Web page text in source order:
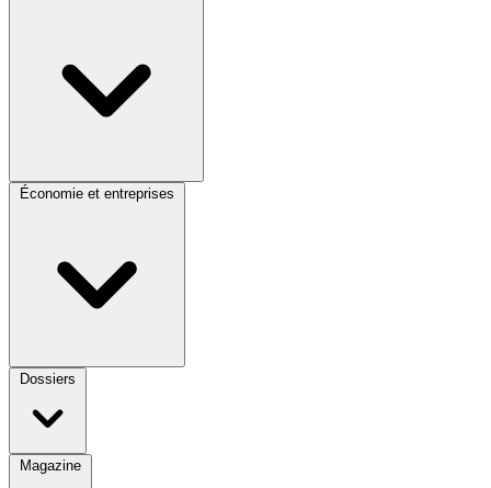
Économie et entreprises
Dossiers
Magazine